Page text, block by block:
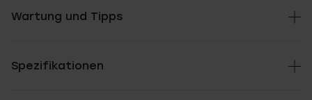
Wartung und Tipps
Spezifikationen